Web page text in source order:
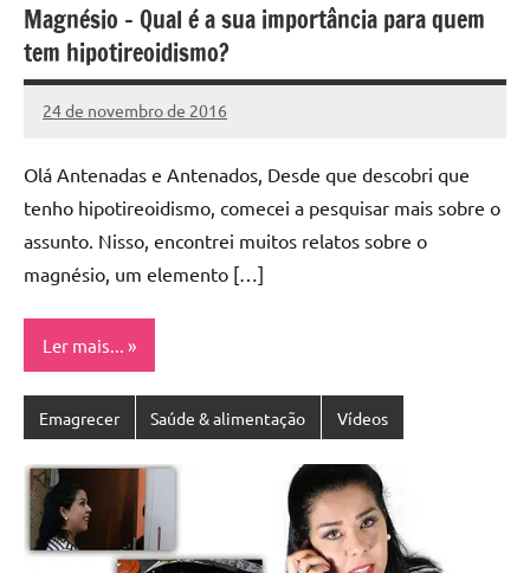
Magnésio – Qual é a sua importância para quem
tem hipotireoidismo?
24 de novembro de 2016
Cibelle
Nenhum
Olá Antenadas e Antenados, Desde que descobri que
tenho hipotireoidismo, comecei a pesquisar mais sobre o
assunto. Nisso, encontrei muitos relatos sobre o
magnésio, um elemento […]
Ler mais...
Emagrecer Saúde & alimentação Vídeos